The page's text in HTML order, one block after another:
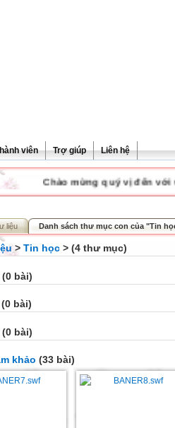
viên Trợ giúp Liên hệ
Chào mừng quý vị đến với
liệu Danh sách thư mục con của "Tin
> Tin học > (4 thư mục)
(0 bài)
(0 bài)
(0 bài)
khảo (33 bài)